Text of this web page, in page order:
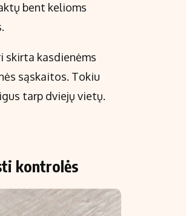
bent kelioms
skirta kasdienėms
sąskaitos. Tokiu
tarp dviejų vietų.
kontrolės